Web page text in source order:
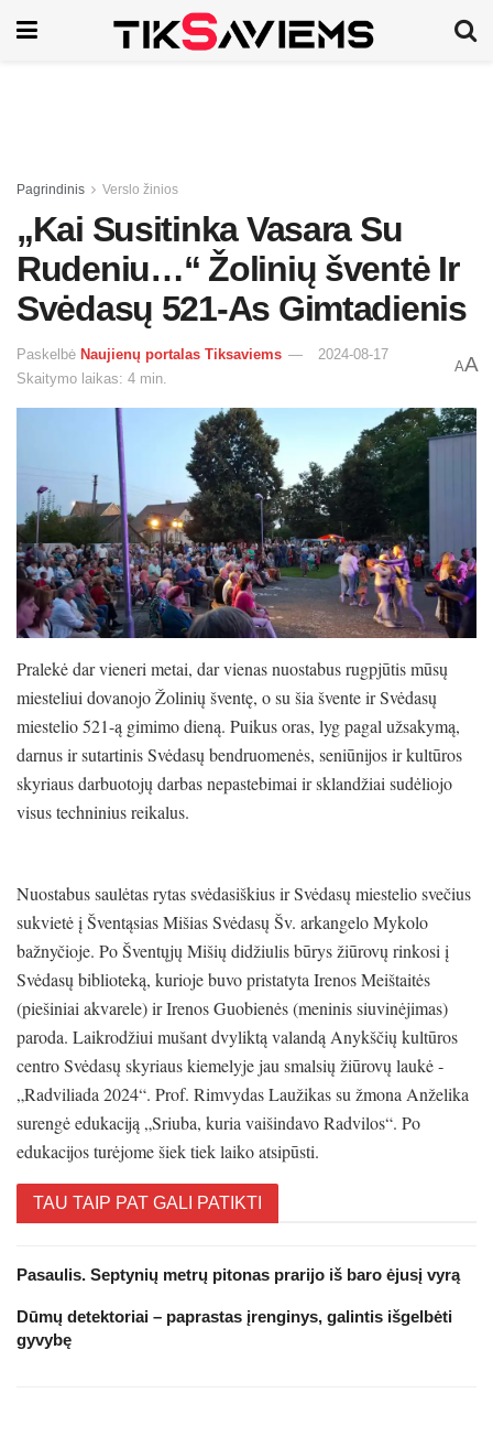
Pagrindinis Verslo žinios
„Kai Susitinka Vasara Su
Rudeniu…“ Žolinių šventė Ir
Svėdasų 521-As Gimtadienis
Paskelbė Naujienų portalas Tiksaviems
2024-08-17
Skaitymo laikas: 4 min.
AA
Pralekė dar vieneri metai, dar vienas nuostabus rugpjūtis mūsų
miesteliui dovanojo Žolinių šventę, o su šia švente ir Svėdasų
miestelio 521-ą gimimo dieną. Puikus oras, lyg pagal užsakymą,
darnus ir sutartinis Svėdasų bendruomenės, seniūnijos ir kultūros
skyriaus darbuotojų darbas nepastebimai ir sklandžiai sudėliojo
visus techninius reikalus.
Nuostabus saulėtas rytas svėdasiškius ir Svėdasų miestelio svečius
sukvietė į Šventąsias Mišias Svėdasų Šv. arkangelo Mykolo
bažnyčioje. Po Šventųjų Mišių didžiulis būrys žiūrovų rinkosi į
Svėdasų biblioteką, kurioje buvo pristatyta Irenos Meištaitės
(piešiniai akvarele) ir Irenos Guobienės (meninis siuvinėjimas)
paroda. Laikrodžiui mušant dvyliktą valandą Anykščių kultūros
centro Svėdasų skyriaus kiemelyje jau smalsių žiūrovų laukė ­
„Radviliada 2024“. Prof. Rimvydas Laužikas su žmona Anželika
surengė edukaciją „Sriuba, kuria vaišindavo Radvilos“. Po
edukacijos turėjome šiek tiek laiko atsipūsti.
TAU TAIP PAT GALI PATIKTI
Pasaulis. Septynių metrų pitonas prarijo iš baro ėjusį vyrą
Dūmų detektoriai – paprastas įrenginys, galintis išgelbėti
gyvybę